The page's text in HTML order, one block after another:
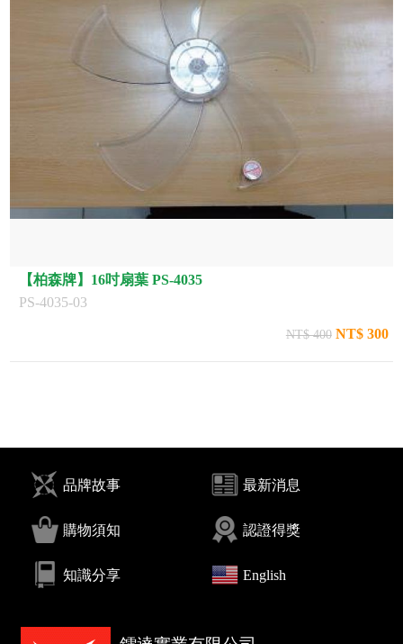
【柏森牌】16吋扇葉 PS-4035
PS-4035-03
NT$ 400 NT$ 300
品牌故事 最新消息
購物須知 認證得獎
知識分享 English